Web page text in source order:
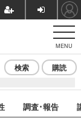
MENU
検索 購読
調査･報告